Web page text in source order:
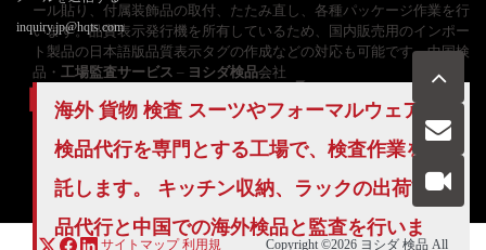
ール貼り、付属装飾品の取付、たたみ直し、各種パッケージ作業を行
います。品質表示発行機を所有しているため、国内販売用のインポー
ト製品の日本語版品質表示タグの作成などの対応も可能です。中国検
品・ 工場監査サービス – ヨシダ検品会社
海外 貨物 検査 スーツやフォーマルウェアの
検品代行を専門とする工場で、検査作業を委
託します。 キッチン収納、ラックの出荷前検
品代行と中国での海外検品と監査を行いま
inquiry.jp@hqts.com
お電話でのお問い合わせ
050-5840-2657
お問い合わせ
サイトマップ 利用規 Copyright ©2026 ヨシダ 検品 All